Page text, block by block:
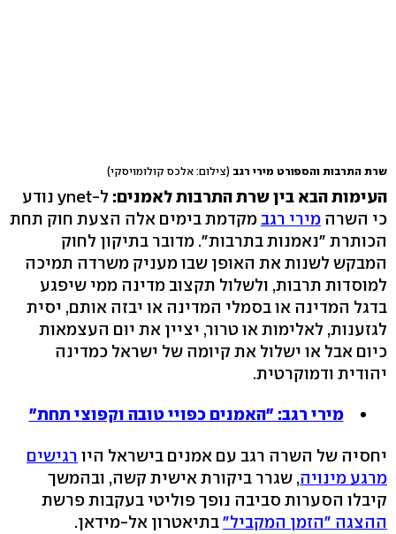
שרת התרבות והספורט מירי רגב (צילום: אלכס קולומויסקי)
העימות הבא בין שרת התרבות לאמנים:
ל-ynet נודע
כי השרה מירי רגב מקדמת בימים אלה הצעת חוק תחת
הכותרת "נאמנות בתרבות". מדובר בתיקון לחוק
המבקש לשנות את האופן שבו מעניק משרדה תמיכה
למוסדות תרבות, ולשלול תקצוב מדינה ממי שיפגע
בדגל המדינה או בסמלי המדינה או יבזה אותם, יסית
לגזענות, לאלימות או טרור, יציין את יום העצמאות
כיום אבל או ישלול את קיומה של ישראל כמדינה
יהודית ודמוקרטית.
מירי רגב: "האמנים כפויי טובה וקפוצי תחת"
יחסיה של השרה רגב עם אמנים בישראל היו רגישים
מרגע מינויה, שגרר ביקורת אישית קשה, ובהמשך
קיבלו הסערות סביבה נופך פוליטי בעקבות פרשת
ההצגה "הזמן המקביל"בתיאטרון אל-מידאן.